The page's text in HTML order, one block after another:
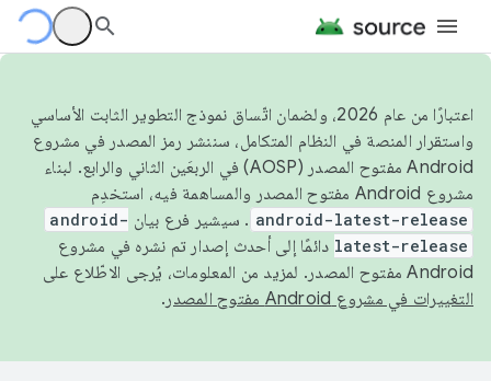
اعتبارًا من عام 2026، ولضمان اتّساق نموذج التطوير الثابت الأساسي
واستقرار المنصة في النظام المتكامل، سننشر رمز المصدر في مشروع
Android مفتوح المصدر (AOSP) في الربعَين الثاني والرابع. لبناء
مشروع Android مفتوح المصدر والمساهمة فيه، استخدِم
android-latest-release . سيشير فرع بيان android-
latest-release دائمًا إلى أحدث إصدار تم نشره في مشروع
Android مفتوح المصدر. لمزيد من المعلومات، يُرجى الاطّلاع على
التغييرات في مشروع Android مفتوح المصدر
.